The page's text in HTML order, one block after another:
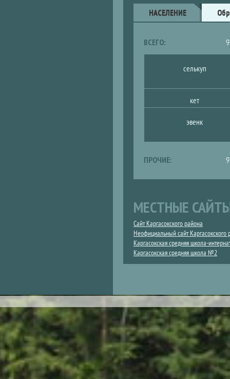
ДанныеНАСЕЛЕНИЕ (АКТИВНАЯ
ВСЕГО:
селькуп
кет
эвенк
ПРОЧИЕ:
МЕСТНЫЕ
Сайт Каргасокского района
Неофициальный сайт Каргасокского
Каргасокская средняя школа-
Каргасокская средняя школа №2